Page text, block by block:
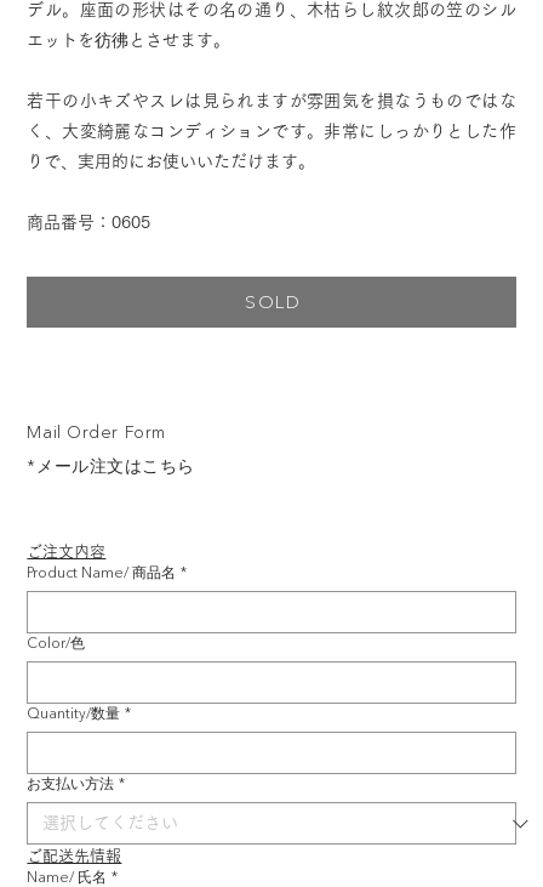
ご注文内容
Product Name/ 商品名 *
Color/色
Quantity/数量 *
お支払い方法 *
ご配送先情報
Name/ 氏名 *
Mail Order Form
*メール注文はこちら
デル。座面の形状はその名の通り、木枯らし紋次郎の笠のシル
エットを彷彿とさせます。
若干の小キズやスレは見られますが雰囲気を損なうものではな
く、大変綺麗なコンディションです。非常にしっかりとした作
りで、実用的にお使いいただけます。
商品番号：0605
SOLD